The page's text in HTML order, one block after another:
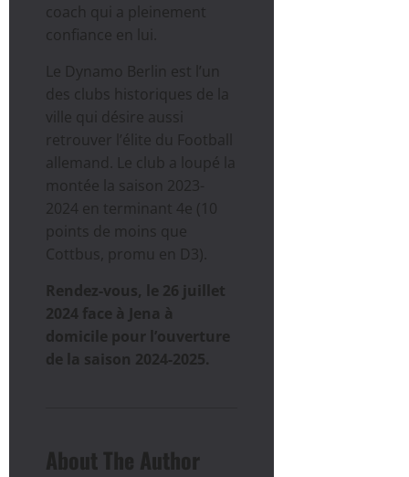
coach qui a pleinement
confiance en lui.
Le Dynamo Berlin est l’un
des clubs historiques de la
ville qui désire aussi
retrouver l’élite du Football
allemand. Le club a loupé la
montée la saison 2023-
2024 en terminant 4e (10
points de moins que
Cottbus, promu en D3).
Rendez-vous, le 26 juillet
2024 face à Jena à
domicile pour l’ouverture
de la saison 2024-2025.
About The Author